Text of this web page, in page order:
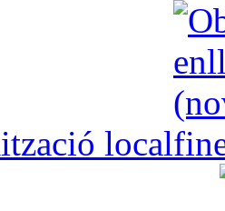
local